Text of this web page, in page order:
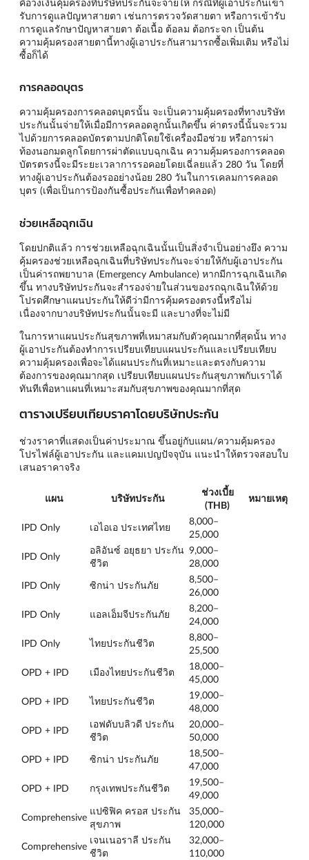
รับการดูแลปัญหาสายตา เช่นการตรวจวัดสายตา หรือการเข้ารับ
การดูแลรักษาปัญหาสายตา ต้อเนื้อ ต้อลม ต้อกระจก เป็นต้น
ความคุ้มครองสายตานี้ทางผู้เอาประกันสามารถซื้อเพิ่มเติม หรือไม่
ซื้อก็ได้
การคลอดบุตร
ความคุ้มครองการคลอดบุตรนั้น จะเป็นความคุ้มครองที่ทางบริษัท
ประกันนั้นจ่ายให้เมื่อมีการคลอดลูกนั้นเกิดขึ้น ค่าตรงนี้นั้นจะรวม
ไปด้วยการคลอดบัตรตามปกติโดยใช้เครื่องมือช่วย หรือการผ่า
ท้องนอกมดลูกโดยการผ่าตัดแบบฉุกเฉิน ความคุ้มครองการคลอด
บัตรตรงนี้จะมีระยะเวลาการรอคอยโดยเฉี่ลยแล้ว 280 วัน โดยที่
ทางผู้เอาประกันต้องรออย่างน้อย 280 วันในการเคลมการคลอด
บุตร (เพื่อเป็นการป้องกันซื้อประกันเพื่อทำคลอด)
ช่วยเหลือฉุกเฉิน
โดยปกติแล้ว การช่วยเหลือฉุกเฉินนั้นเป็นสิ่งจำเป็นอย่างยึง ความ
คุ้มครองช่วยเหลือฉุกเฉินที่บริษัทประกันจะจ่ายให้กับผู้เอาประกัน
เป็นค่ารถพยาบาล (Emergency Ambulance) หากมีการฉุกเฉินเกิด
ขึ้น ทางบริษัทประกันจะสำรองจ่ายในส่วนของรถฉุกเฉินให้ด้วย
โปรดศึกษาแผนประกันให้ดีว่ามีการคุ้มครองตรงนี้หรือไม่
เนื่องจากบางบริษัทประกันนั้นจะมี และบางที่จะไม่มี
ในการหาแผนประกันสุขภาพที่เหมาสมกับตัวคุณมากที่สุดนั้น ทาง
ผู้เอาประกันต้องทำการเปรียบเทียบแผนประกันและเปรียบเทียบ
ความคุ้มครองเพื่อจะได้แผนประกันที่เหมาะและตรงกับความ
ต้องการของคุณมากสุด เปรียบเทียบแผนประกันสุขภาพกับเราได้
ทันทีเพื่อหาแผนที่เหมาะสมกับสุขภาพของคุณมากที่สุด
ตารางเปรียบเทียบราคาโดยบริษัทประกัน
ช่วงราคาที่แสดงเป็นค่าประมาณ ขึ้นอยู่กับแผน/ความคุ้มครอง
โปรไฟล์ผู้เอาประกัน และแคมเปญปัจจุบัน แนะนำให้ตรวจสอบใบ
เสนอราคาจริง
แผน บริษัทประกัน
ช่วงเบี้ย
(THB)
หมายเหตุ
IPD Only เอไอเอ ประเทศไทย
8,000–
25,000
IPD Only
อลิอันซ์ อยุธยา ประกัน
ชีวิต
9,000–
28,000
IPD Only
ซิกน่า ประกันภัย
8,500–
26,000
IPD Only
แอลเอ็มจีประกันภัย
8,200–
24,000
IPD Only
ไทยประกันชีวิต
8,800–
25,500
OPD + IPD
เมืองไทยประกันชีวิต
18,000–
45,000
OPD + IPD
ไทยประกันชีวิต
19,000–
48,000
OPD + IPD
เอฟดับบลิวดี ประกัน
ชีวิต
20,000–
50,000
OPD + IPD
ซิกน่า ประกันภัย
18,500–
47,000
OPD + IPD
กรุงเทพประกันชีวิต
19,500–
49,000
Comprehensive
แปซิฟิค ครอส ประกัน
สุขภาพ
35,000–
120,000
Comprehensive
เจนเนอราลี ประกัน
ชีวิต
32,000–
110,000